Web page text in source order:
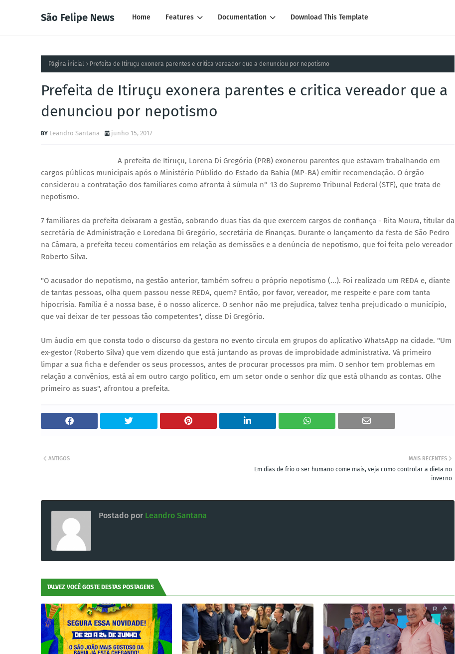
São Felipe News Home Features Documentation Download This Template
Página inicial Prefeita de Itiruçu exonera parentes e critica vereador que a denunciou por nepotismo
Prefeita de Itiruçu exonera parentes e critica vereador que a
denunciou por nepotismo
Leandro Santana junho 15, 2017
A prefeita de Itiruçu, Lorena Di Gregório (PRB) exonerou parentes que estavam trabalhando em
cargos públicos municipais após o Ministério Públido do Estado da Bahia (MP-BA) emitir recomendação. O órgão
considerou a contratação dos familiares como afronta à súmula n° 13 do Supremo Tribunal Federal (STF), que trata de
nepotismo.
7 familiares da prefeita deixaram a gestão, sobrando duas tias da que exercem cargos de confiança - Rita Moura, titular da
secretária de Administração e Loredana Di Gregório, secretária de Finanças. Durante o lançamento da festa de São Pedro
na Câmara, a prefeita teceu comentários em relação as demissões e a denúncia de nepotismo, que foi feita pelo vereador
Roberto Silva.
"O acusador do nepotismo, na gestão anterior, também sofreu o próprio nepotismo (...). Foi realizado um REDA e, diante
de tantas pessoas, olha quem passou nesse REDA, quem? Então, por favor, vereador, me respeite e pare com tanta
hipocrisia. Família é a nossa base, é o nosso alicerce. O senhor não me prejudica, talvez tenha prejudicado o município,
que vai deixar de ter pessoas tão competentes", disse Di Gregório.
Um áudio em que consta todo o discurso da gestora no evento circula em grupos do aplicativo WhatsApp na cidade. "Um
ex-gestor (Roberto Silva) que vem dizendo que está juntando as provas de improbidade administrativa. Vá primeiro
limpar a sua ficha e defender os seus processos, antes de procurar processos pra mim. O senhor tem problemas em
relação a convênios, está aí em outro cargo político, em um setor onde o senhor diz que está olhando as contas. Olhe
primeiro as suas", afrontou a prefeita.
MAIS RECENTES
Em dias de frio o ser humano come mais, veja como controlar a dieta no
inverno
ANTIGOS
Postado por Leandro Santana
TALVEZ VOCÊ GOSTE DESTAS POSTAGENS